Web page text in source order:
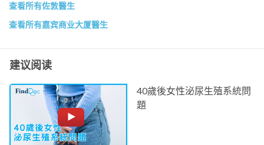
查看所有佐敦醫生
查看所有嘉宾商业大厦醫生
建议阅读
40歲後女性泌尿生殖系統問
題